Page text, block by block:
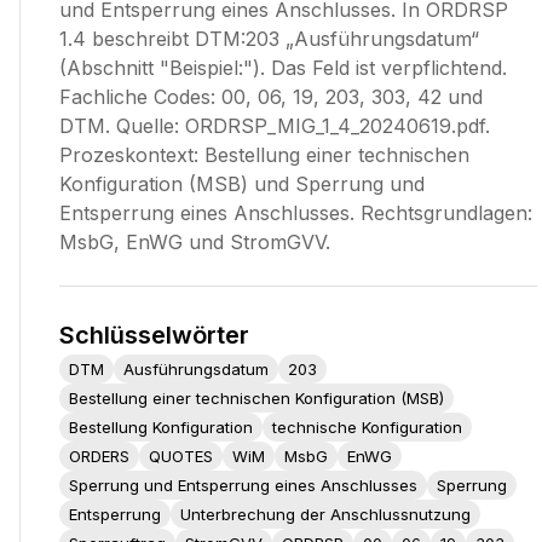
und Entsperrung eines Anschlusses. In ORDRSP
1.4 beschreibt DTM:203 „Ausführungsdatum“
(Abschnitt "Beispiel:"). Das Feld ist verpflichtend.
Fachliche Codes: 00, 06, 19, 203, 303, 42 und
DTM. Quelle: ORDRSP_MIG_1_4_20240619.pdf.
Prozeskontext: Bestellung einer technischen
Konfiguration (MSB) und Sperrung und
Entsperrung eines Anschlusses. Rechtsgrundlagen:
MsbG, EnWG und StromGVV.
Schlüsselwörter
DTM Ausführungsdatum
203
Bestellung einer technischen Konfiguration (MSB)
Bestellung Konfiguration
technische Konfiguration
ORDERS
QUOTES WiM MsbG
EnWG
Sperrung und Entsperrung eines Anschlusses
Sperrung
Entsperrung
Unterbrechung der Anschlussnutzung